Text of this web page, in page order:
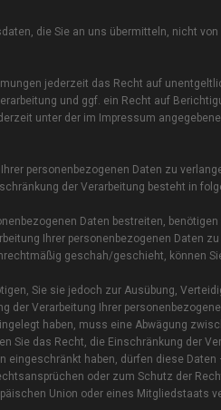
die Sie an uns übermitteln, nicht
jederzeit das Recht auf
und ggf. ein Recht auf
unter der im Impressum
personenbezogenen Daten zu
der Verarbeitung besteht in
Daten bestreiten,
Ihrer personenbezogenen Daten
geschah/geschieht, können
Sie sie jedoch zur Ausübung,
der Verarbeitung Ihrer
haben, muss eine Abwägung
Sie das Recht, die Einschränkung der
eingeschränkt haben, dürfen diese
oder zum Schutz der
Union oder eines Mitgliedstaats